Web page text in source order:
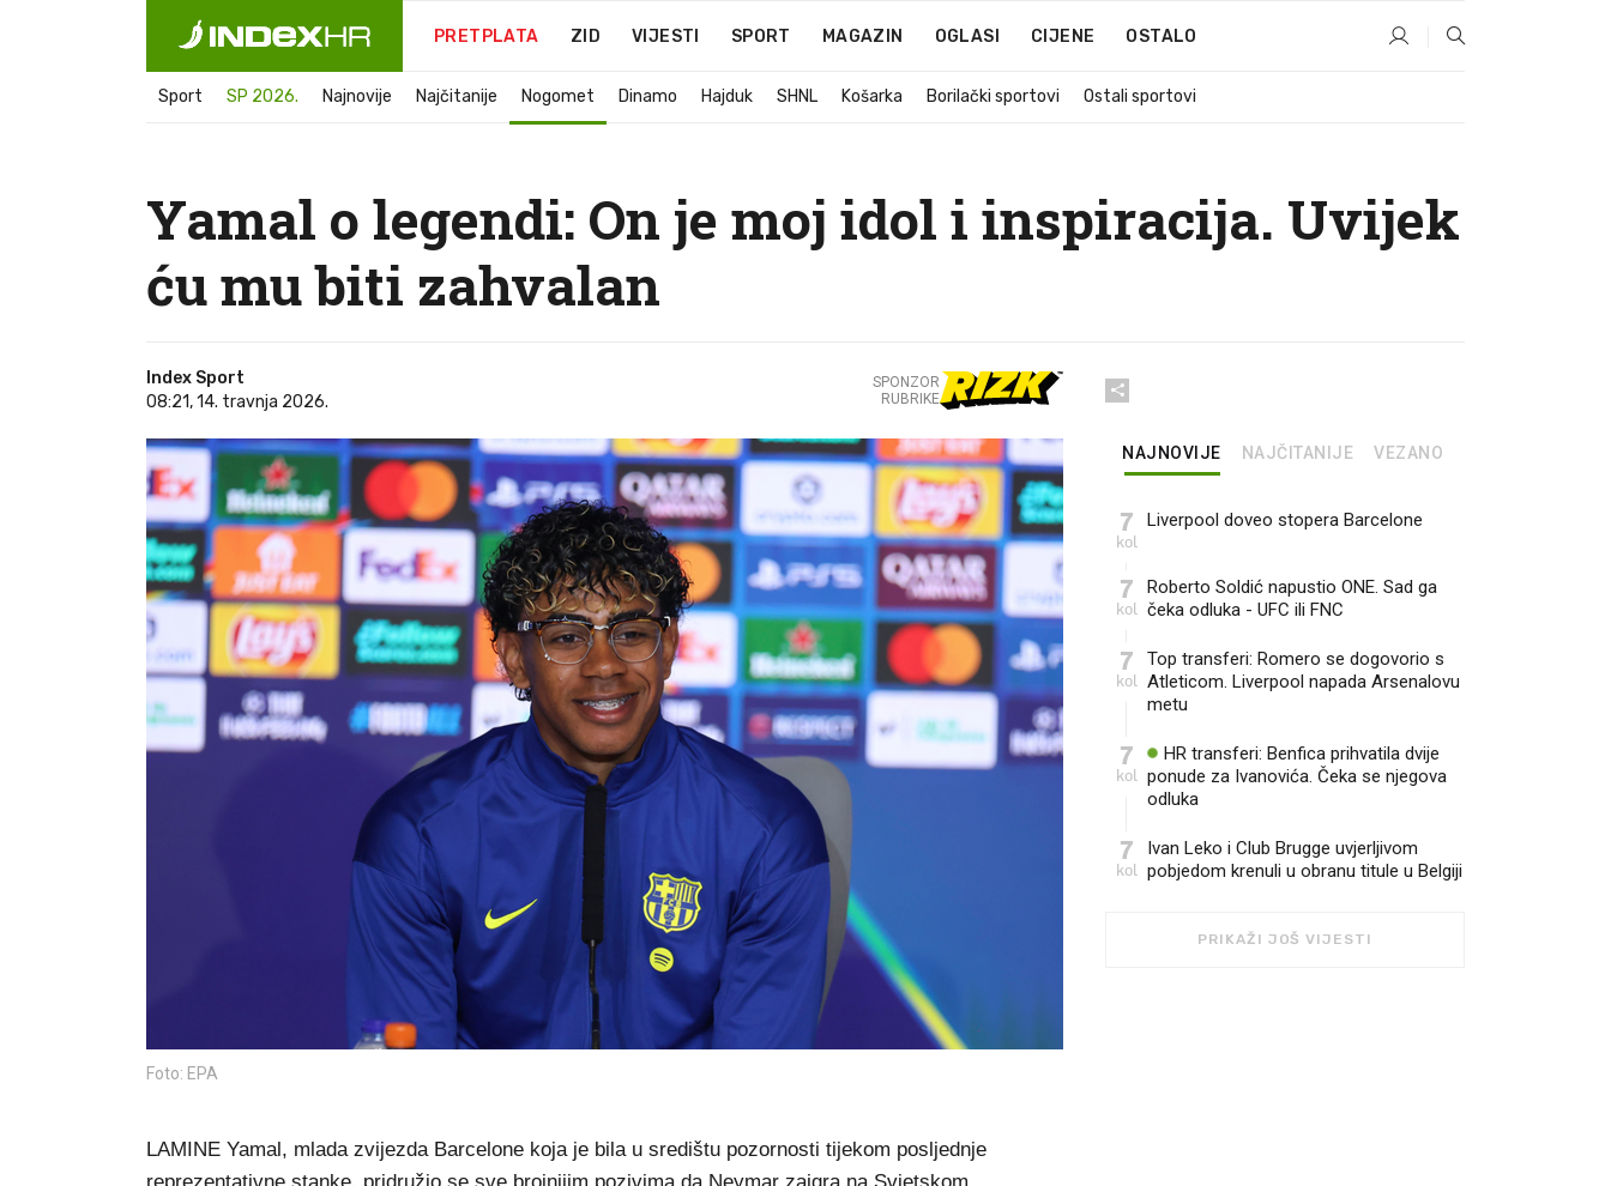
PRETPLATA ZID VIJESTI SPORT MAGAZIN OGLASI CIJENE OSTALO
Sport SP 2026. Najnovije Najčitanije Nogomet Dinamo Hajduk SHNL Košarka Borilački sportovi Ostali sportovi
Yamal o legendi: On je moj idol i inspiracija. Uvijek
ću mu biti zahvalan
Index Sport
08:21, 14. travnja 2026.
SPONZOR
RUBRIKE
Foto: EPA
LAMINE Yamal, mlada zvijezda Barcelone koja je bila u središtu pozornosti tijekom posljednje
NAJNOVIJE NAJČITANIJE VEZANO
7
kol
Liverpool doveo stopera Barcelone
7
kol
Roberto Soldić napustio ONE. Sad ga
čeka odluka - UFC ili FNC
7
kol
Top transferi: Romero se dogovorio s
Atleticom. Liverpool napada Arsenalovu
metu
7
kol
HR transferi: Benfica prihvatila dvije
ponude za Ivanovića. Čeka se njegova
odluka
7
kol
Ivan Leko i Club Brugge uvjerljivom
pobjedom krenuli u obranu titule u Belgiji
PRIKAŽI JOŠ VIJESTI